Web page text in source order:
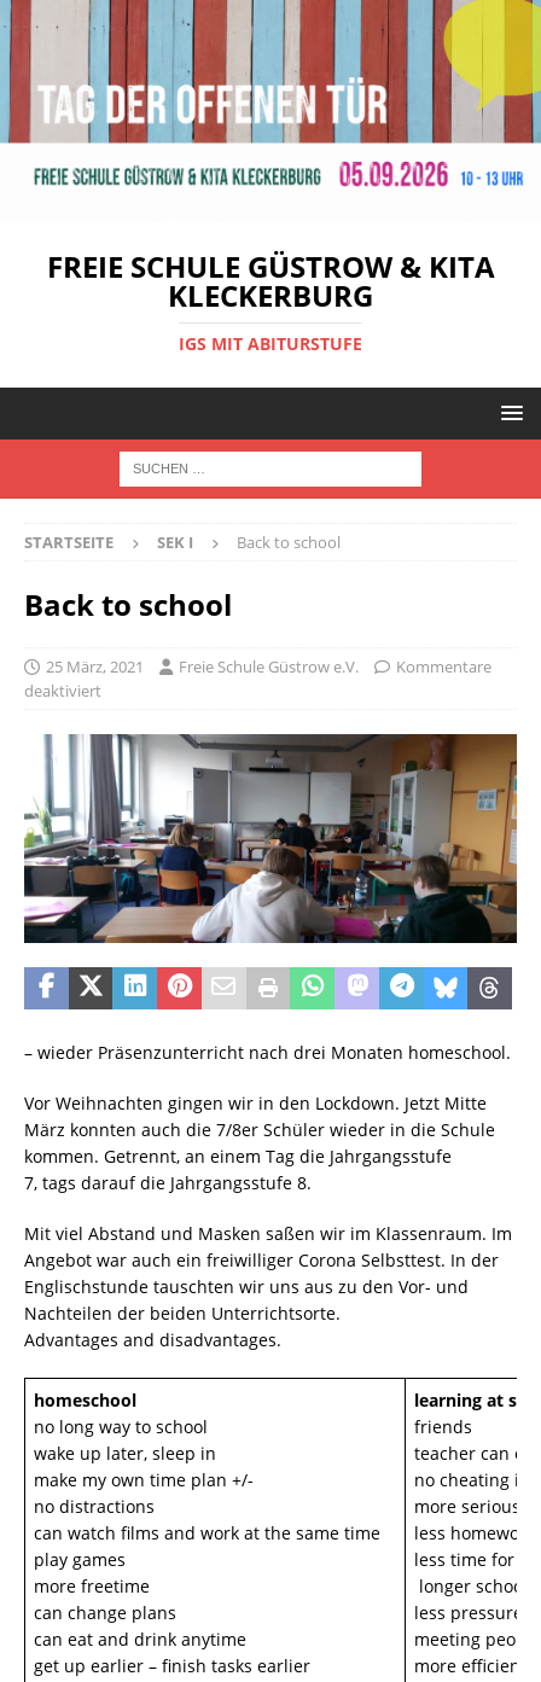
FREIE SCHULE GÜSTROW & KITA
KLECKERBURG
IGS MIT ABITURSTUFE
STARTSEITE SEK I Back to school
Back to school
25 März, 2021 Freie Schule Güstrow e.V.
Kommentare
deaktiviert
– wieder Präsenzunterricht nach drei Monaten homeschool.
Vor Weihnachten gingen wir in den Lockdown. Jetzt Mitte
März konnten auch die 7/8er Schüler wieder in die Schule
kommen. Getrennt, an einem Tag die Jahrgangsstufe
7, tags darauf die Jahrgangsstufe 8.
Mit viel Abstand und Masken saßen wir im Klassenraum. Im
Angebot war auch ein freiwilliger Corona Selbsttest. In der
Englischstunde tauschten wir uns aus zu den Vor- und
Nachteilen der beiden Unterrichtsorte.
Advantages and disadvantages.
homeschool
no long way to school
wake up later, sleep in
make my own time plan +/-
no distractions
can watch films and work at the same time
play games
more freetime
can change plans
can eat and drink anytime
get up earlier – finish tasks earlier
learning at
friends
teacher can
no cheating in
more serious
less
less time for
longer
less pressure
meeting
more efficient